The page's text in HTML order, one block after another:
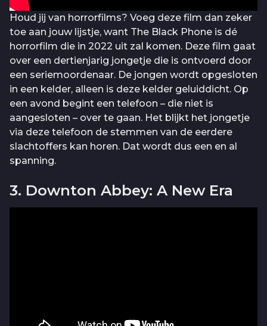
Houd jij van horrorfilms? Voeg deze film dan zeker
toe aan jouw lijstje, want The Black Phone is dé
horrorfilm die in 2022 uit zal komen. Deze film gaat
over een dertienjarig jongetje die is ontvoerd door
een seriemoordenaar. De jongen wordt opgesloten
in een kelder, alleen is deze kelder geluiddicht. Op
een avond begint een telefoon – die niet is
aangesloten – over te gaan. Het blijkt het jongetje
via deze telefoon de stemmen van de eerdere
slachtoffers kan horen. Dat wordt dus een en al
spanning.
3. Downton Abbey: A New Era